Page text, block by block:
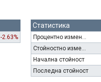
-2.63%
Статистика
Процентно изменение
Стойностно изменение
Начална стойност
Последна стойност